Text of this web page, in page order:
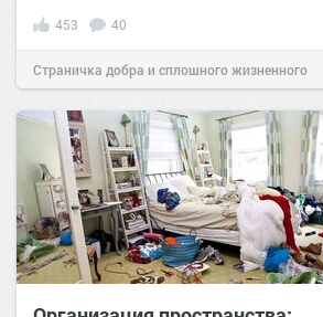
453 40
Страничка добра и сплошного жизненного
позитива! 21:0103 окт 2018